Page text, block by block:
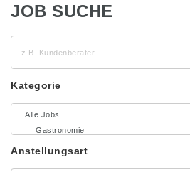
JOB SUCHE
z.B.
Kundenberater
Kategorie
Anstellungsart